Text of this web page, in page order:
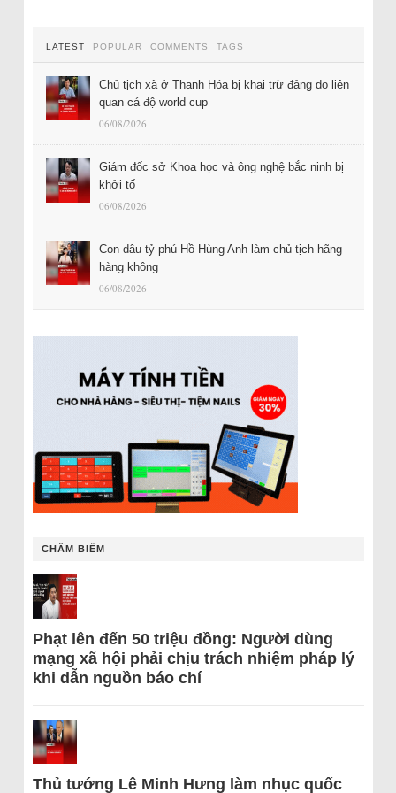
LATEST POPULAR COMMENTS TAGS
Chủ tịch xã ở Thanh Hóa bị khai trừ đảng do liên
quan cá độ world cup
06/08/2026
Giám đốc sở Khoa học và ông nghệ bắc ninh bị
khởi tố
06/08/2026
Con dâu tỷ phú Hồ Hùng Anh làm chủ tịch hãng
hàng không
06/08/2026
CHÂM BIẾM
Phạt lên đến 50 triệu đồng: Người dùng
mạng xã hội phải chịu trách nhiệm pháp lý
khi dẫn nguồn báo chí
Thủ tướng Lê Minh Hưng làm nhục quốc